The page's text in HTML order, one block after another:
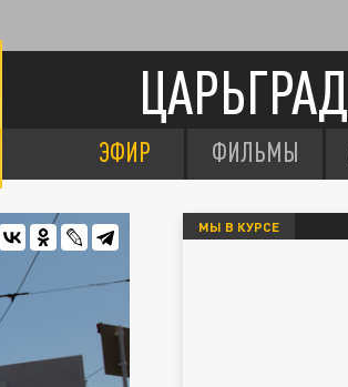
ЦАРЬГРАД
ЭФИР ФИЛЬМЫ
МЫ В КУРСЕ